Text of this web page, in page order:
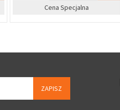
Cena Specjalna
ZAPISZ